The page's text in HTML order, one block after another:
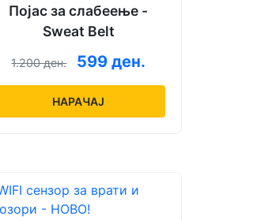
Појас за слабеење -
Sweat Belt
1.200 ден. 599 ден.
НАРАЧАЈ